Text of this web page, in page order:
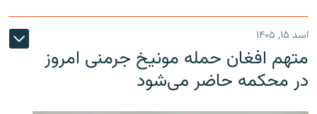
اسد ۱۵, ۱۴۰۵
متهم افغان حمله مونیخ جرمنی امروز
در محکمه حاضر می‌شود